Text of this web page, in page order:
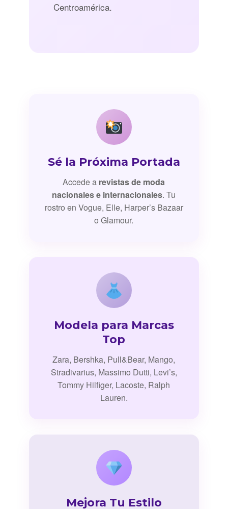
Centroamérica.
Sé la Próxima Portada
Accede a revistas de moda
nacionales e internacionales. Tu
rostro en Vogue, Elle, Harper’s Bazaar
o Glamour.
Modela para Marcas
Top
Zara, Bershka, Pull&Bear, Mango,
Stradivarius, Massimo Dutti, Levi’s,
Tommy Hilfiger, Lacoste, Ralph
Lauren.
Mejora Tu Estilo